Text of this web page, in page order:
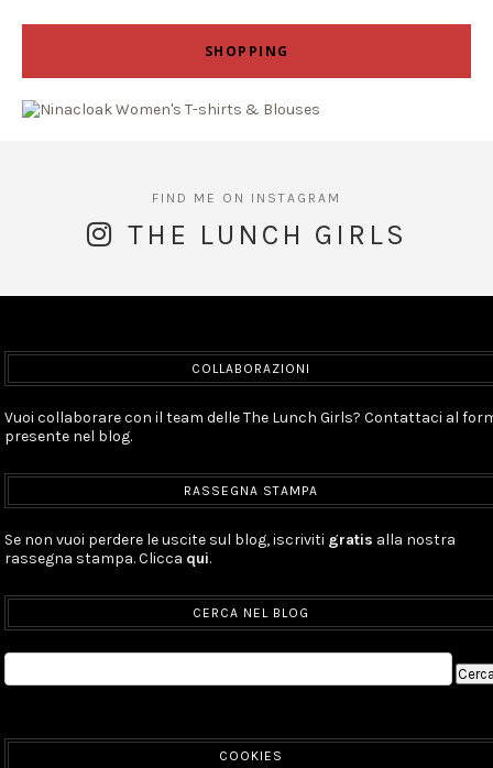
SHOPPING
THE LUNCH GIRLS
COLLABORAZIONI
Vuoi collaborare con il team delle The Lunch Girls? Contattaci al
presente nel blog.
RASSEGNA STAMPA
Se non vuoi perdere le uscite sul blog, iscriviti gratis alla nostra
rassegna stampa. Clicca qui.
CERCA NEL BLOG
COOKIES